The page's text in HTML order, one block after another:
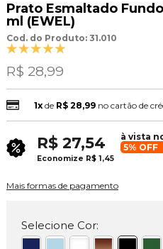
Prato Esmaltado
ml (EWEL)
Cod. do Produto: 31.010
R$ 28,99
1xde R$ 28,99 no cartão de
R$ 27,54
à vista
5% OFF
Economize R$ 1,45
Mais formas de pagamento
Selecione Cor: